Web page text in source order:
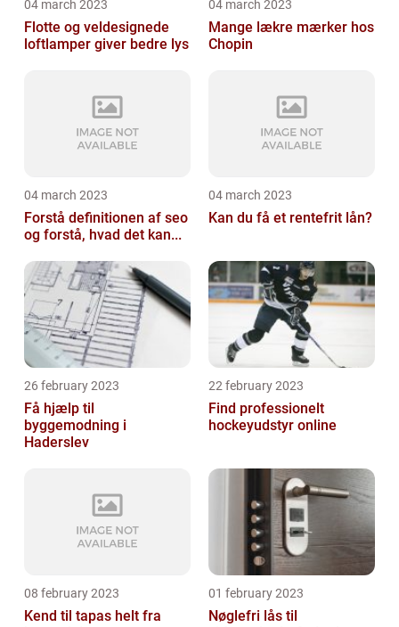
04 march 2023
Flotte og veldesignede
loftlamper giver bedre lys
04 march 2023
Mange lækre mærker hos
Chopin
04 march 2023
Forstå definitionen af seo
og forstå, hvad det kan...
04 march 2023
Kan du få et rentefrit lån?
26 february 2023
Få hjælp til
byggemodning i
Haderslev
22 february 2023
Find professionelt
hockeyudstyr online
08 february 2023
Kend til tapas helt fra
01 february 2023
Nøglefri lås til